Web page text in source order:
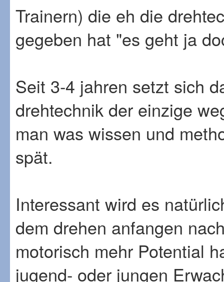
Trainern) die eh die
gegeben hat "es geht ja
Seit 3-4 jahren setzt sich
drehtechnik der einzige
man was wissen und
spät.
Interessant wird es
dem drehen anfangen
motorisch mehr Potential
jugend- oder jungen